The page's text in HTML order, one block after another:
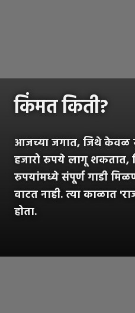
किंमत किती?
आजच्या जगात, जिथे केवळ
हजारो रुपये लागू शकतात,
रुपयांमध्ये संपूर्ण गाडी
वाटत नाही. त्या काळात
होता.